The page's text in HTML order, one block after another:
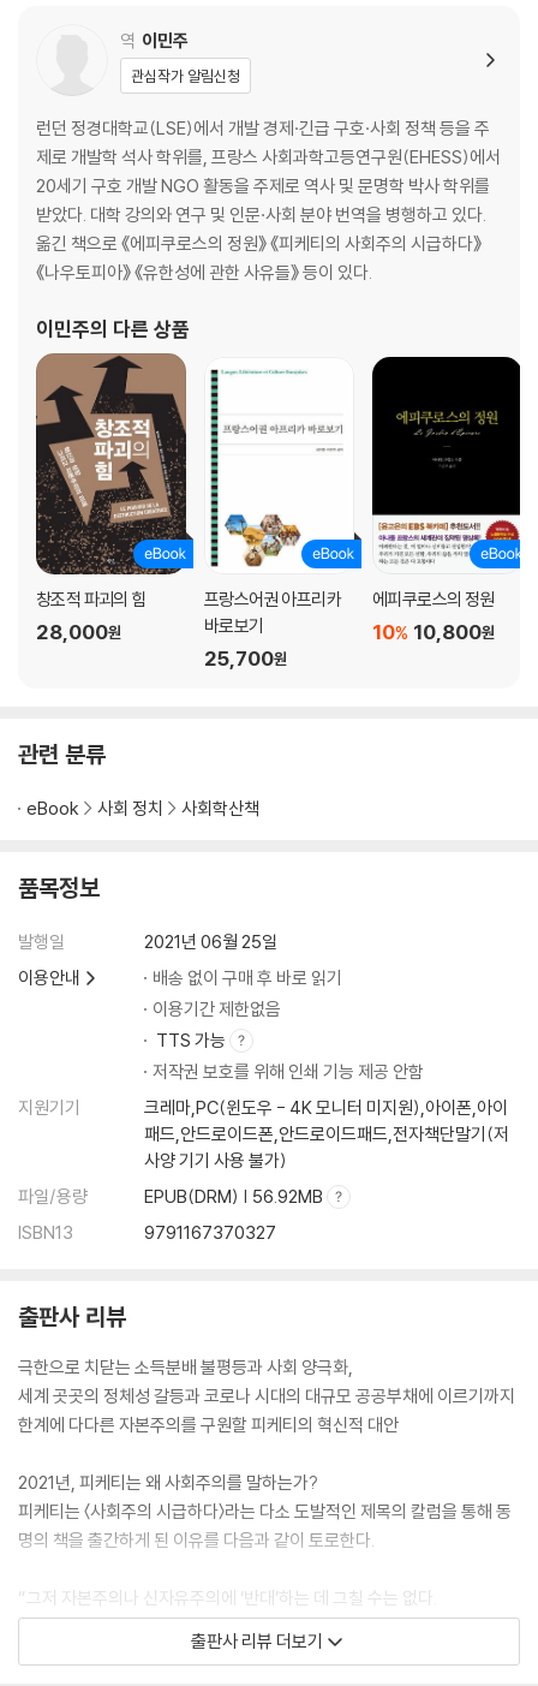
‘노란조끼’와 조세정의
1789년, 부채의 귀환
미국의 부유세
유럽을 사랑한다면 바꿀 때다
인도의 기본소득 공약
유럽의 계급 분열
중도파 환경주의라는 착각
통화공급이 우리를 구할 것인가?
공정한 퇴직 연금이란 무엇인가?
순환경제를 옹호하며
경제정의를 통해 정체성 갈등에서 벗어나자
다양한 방식의 보편연금제가 가능하다
환경문제에 이어 불평등에 대한 현실부정
국가자유주의에 맞서는 사회적 연방주의
유럽 조세정의 실현을 위한 둘도 없는 기회
미국 민주주의의 구원 타자 샌더스
최악의 사태 피하기
녹색화폐의 시대
인종주의에 맞서다, 역사를 바로 세우다
국제주의의 재건
코로나 시대 부채를 어떻게 해결해야 하는가?
전 세계 불평등 현황: 우리는 어디에 와 있나?
역 이민주
관심작가 알림신청
런던 정경대학교(LSE)에서 개발 경제·긴급 구호·사회 정책 등을 주
제로 개발학 석사 학위를, 프랑스 사회과학고등연구원(EHESS)에서
20세기 구호 개발 NGO 활동을 주제로 역사 및 문명학 박사 학위를
받았다. 대학 강의와 연구 및 인문·사회 분야 번역을 병행하고 있다.
옮긴 책으로 《에피쿠로스의 정원》 《피케티의 사회주의 시급하다》
《나우토피아》 《유한성에 관한 사유들》 등이 있다.
이민주의 다른 상품
창조적 파괴의 힘
28,000원
프랑스어권 아프리카
바로보기
25,700원
에피쿠로스의 정원
10,800원
10%
관련 분류
eBook 사회 정치 사회학산책
품목정보
발행일
2021년 06월 25일
이용안내
배송 없이 구매 후 바로 읽기
이용기간 제한없음
TTS 가능
저작권 보호를 위해 인쇄 기능 제공 안함
지원기기
크레마,PC(윈도우 - 4K 모니터 미지원),아이폰,아이
패드,안드로이드폰,안드로이드패드,전자책단말기(저
사양 기기 사용 불가)
파일/용량
EPUB(DRM) | 56.92MB
ISBN13
9791167370327
출판사 리뷰
극한으로 치닫는 소득분배 불평등과 사회 양극화,
세계 곳곳의 정체성 갈등과 코로나 시대의 대규모 공공부채에 이르기까지
한계에 다다른 자본주의를 구원할 피케티의 혁신적 대안
2021년, 피케티는 왜 사회주의를 말하는가?
피케티는 〈사회주의 시급하다〉라는 다소 도발적인 제목의 칼럼을 통해 동
명의 책을 출간하게 된 이유를 다음과 같이 토로한다.
“그저 자본주의나 신자유주의에 ‘반대’하는 데 그칠 수는 없다.
그렇다면 어떤 체제에 ‘찬성’하는지를 보여주어야 한다.
나는 사회주의라는 말을 재활용할 수 있다고 믿는다.
출판사 리뷰 더보기